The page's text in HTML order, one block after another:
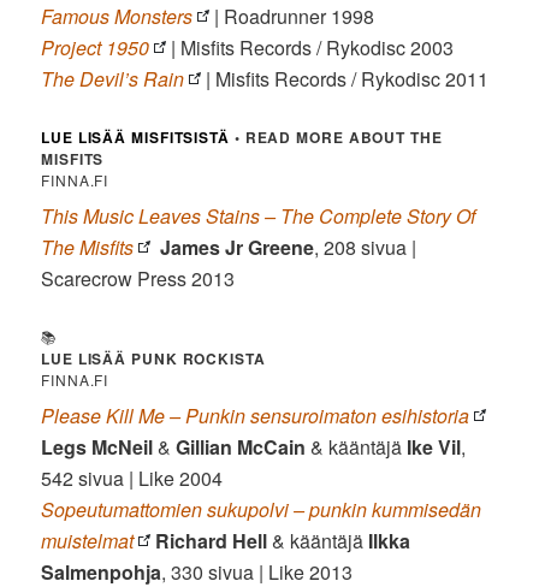
Famous Monsters
| Roadrunner 1998
Project 1950
| Misfits Records / Rykodisc 2003
The Devil’s Rain
| Misfits Records / Rykodisc 2011
LUE LISÄÄ MISFITSISTÄ • READ MORE ABOUT THE
MISFITS
FINNA.FI
This Music Leaves Stains – The Complete Story Of
The Misfits
James Jr Greene, 208 sivua |
Scarecrow Press 2013
📚
LUE LISÄÄ PUNK ROCKISTA
FINNA.FI
Please Kill Me – Punkin sensuroimaton esihistoria
Legs McNeil&Gillian McCain & kääntäjä Ike Vil,
542 sivua | Like 2004
Sopeutumattomien sukupolvi – punkin kummisedän
muistelmat
Richard Hell& kääntäjä Ilkka
Salmenpohja, 330 sivua | Like 2013